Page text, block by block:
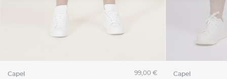
capel
99,00 € capel